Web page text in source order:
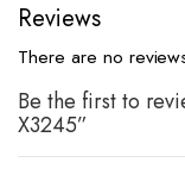
Reviews
There are no
Be the first to
X3245”